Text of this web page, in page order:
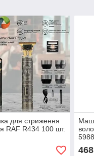
для стриження
RAF R434 100 шт.
468